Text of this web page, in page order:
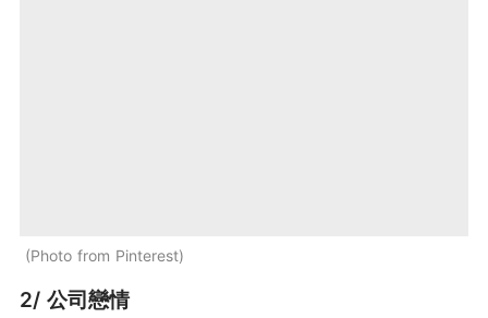
Photo from Pinterest
2/ 公司戀情